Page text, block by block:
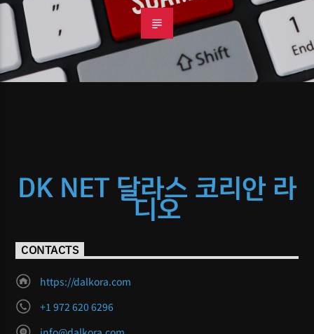
DK NET 달라스 코리안 라
디오
CONTACTS
https://dalkora.com
+1 972 620 6296